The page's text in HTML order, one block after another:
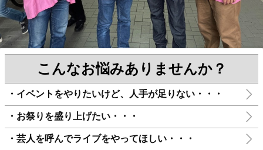
こんなお悩みありませんか？
・イベントをやりたいけど、人手が足りない・・・
・お祭りを盛り上げたい・・・
・芸人を呼んでライブをやってほしい・・・